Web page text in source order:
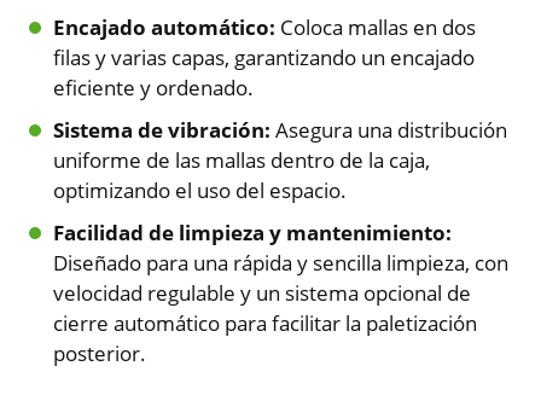
Encajado automático: Coloca mallas en dos
filas y varias capas, garantizando un encajado
eficiente y ordenado.
Sistema de vibración: Asegura una distribución
uniforme de las mallas dentro de la caja,
optimizando el uso del espacio.
Facilidad de limpieza y mantenimiento:
Diseñado para una rápida y sencilla limpieza, con
velocidad regulable y un sistema opcional de
cierre automático para facilitar la paletización
posterior.